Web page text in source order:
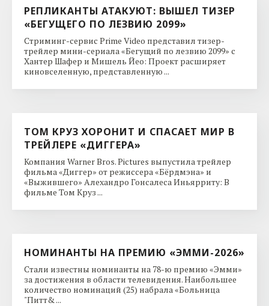
РЕПЛИКАНТЫ АТАКУЮТ: ВЫШЕЛ ТИЗЕР
«БЕГУЩЕГО ПО ЛЕЗВИЮ 2099»
Стриминг-сервис Prime Video представил тизер-
трейлер мини-сериала «Бегущий по лезвию 2099» с
Хантер Шафер и Мишель Йео: Проект расширяет
киновселенную, представленную ...
ТОМ КРУЗ ХОРОНИТ И СПАСАЕТ МИР В
ТРЕЙЛЕРЕ «ДИГГЕРА»
Компания Warner Bros. Pictures выпустила трейлер
фильма «Диггер» от режиссера «Бёрдмэна» и
«Выжившего» Алехандро Гонсалеса Иньярриту: В
фильме Том Круз ...
НОМИНАНТЫ НА ПРЕМИЮ «ЭММИ-2026»
Стали известны номинанты на 78-ю премию «Эмми»
за достижения в области телевидения. Наибольшее
количество номинаций (25) набрала «Больница
"Питт& ...